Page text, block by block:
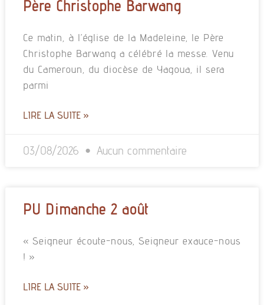
Père Christophe Barwang
Ce matin, à l’église de la Madeleine, le Père
Christophe Barwang a célébré la messe. Venu
du Cameroun, du diocèse de Yagoua, il sera
parmi
LIRE LA SUITE »
03/08/2026 Aucun commentaire
PU Dimanche 2 août
« Seigneur écoute-nous, Seigneur exauce-nous
! »
LIRE LA SUITE »